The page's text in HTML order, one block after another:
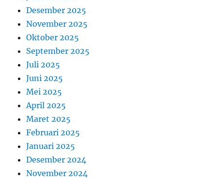
Desember 2025
November 2025
Oktober 2025
September 2025
Juli 2025
Juni 2025
Mei 2025
April 2025
Maret 2025
Februari 2025
Januari 2025
Desember 2024
November 2024